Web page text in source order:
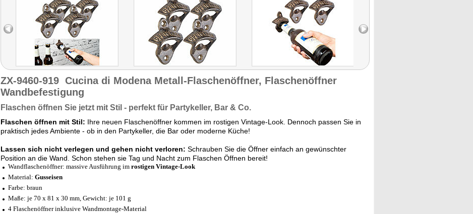
ZX-9460-919 Cucina di Modena Metall-Flaschenöffner, Flaschenöffner
Wandbefestigung
Flaschen öffnen Sie jetzt mit Stil - perfekt für Partykeller, Bar & Co.
Flaschen öffnen mit Stil: Ihre neuen Flaschenöffner kommen im rostigen Vintage-Look. Dennoch passen Sie in
praktisch jedes Ambiente - ob in den Partykeller, die Bar oder moderne Küche!
Lassen sich nicht verlegen und gehen nicht verloren: Schrauben Sie die Öffner einfach an gewünschter
Position an die Wand. Schon stehen sie Tag und Nacht zum Flaschen Öffnen bereit!
Wandflaschenöffner: massive Ausführung im rostigen Vintage-Look
Material: Gusseisen
Farbe: braun
Maße: je 70 x 81 x 30 mm, Gewicht: je 101 g
4 Flaschenöffner inklusive Wandmontage-Material